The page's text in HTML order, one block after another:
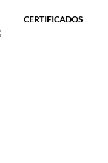
CERTIFICADOS